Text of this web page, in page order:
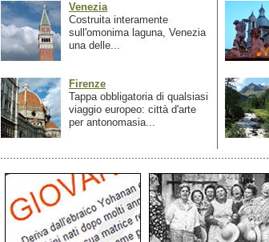
Venezia
Costruita interamente
sull'omonima laguna, Venezia
una delle...
Firenze
Tappa obbligatoria di qualsiasi
viaggio europeo: città d'arte
per antonomasia...